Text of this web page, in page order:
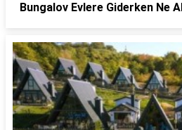
Bungalov Evlere Giderken Ne